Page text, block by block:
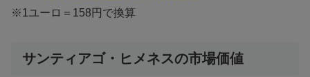
※1ユーロ＝158円で換算
サンティアゴ・ヒメネスの市場価値